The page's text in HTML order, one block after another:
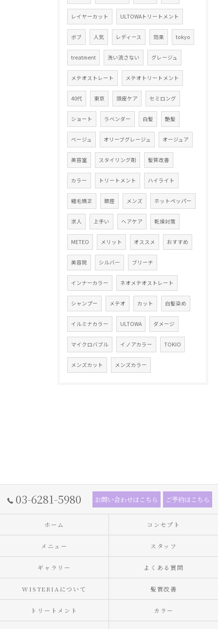
レイヤーカット ULTOWAトリートメント
ボブ 人気 レディース 効果 tokyo
treatment 洗い流さない グレージュ
メテオストレート メテオトリートメント
40代 東京 頭皮ケア セミロング
ショート ラベンダー 白髪 艶髪
ベージュ オリーブグレージュ オージュア
美容室 スタイリング剤 髪質改善
カラー トリートメント ハイライト
縮毛矯正 銀座 メンズ ホットペッパー
求人 上手い ヘアケア 乾燥対策
METEO メリット オススメ おすすめ
美容院 シルバー ブリーチ
インナーカラー ネオメテオストレート
シャンプー メテオ カット 白髪染め
イルミナカラー ULTOWA ダメージ
マイクロバブル イノアカラー TOKIO
メンズカット メンズカラー
03-6281-5980 お問い合わせはこちら ご予約はこちら
ホーム コンセプト
メニュー スタッフ
ギャラリー よくある質問
WISTERIAについて 髪質改善
トリートメント カラー